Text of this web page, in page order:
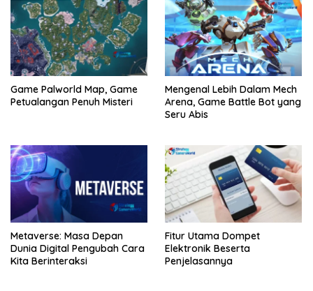
Game Palworld Map, Game
Petualangan Penuh Misteri
Mengenal Lebih Dalam Mech
Arena, Game Battle Bot yang
Seru Abis
Metaverse: Masa Depan
Dunia Digital Pengubah Cara
Kita Berinteraksi
Fitur Utama Dompet
Elektronik Beserta
Penjelasannya